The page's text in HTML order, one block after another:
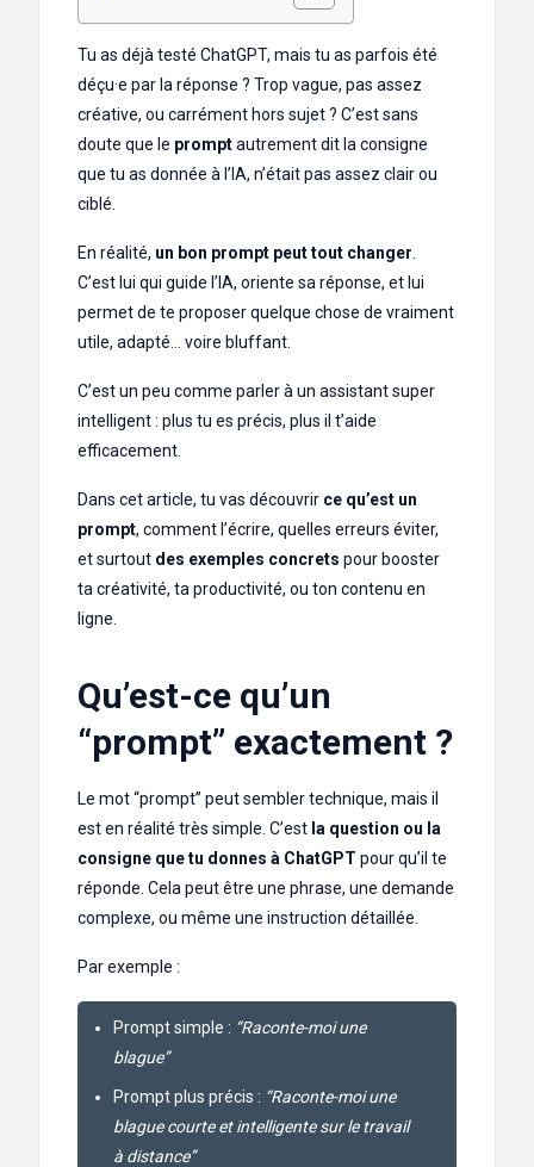
Tu as déjà testé ChatGPT, mais tu as parfois été
déçu·e par la réponse ? Trop vague, pas assez
créative, ou carrément hors sujet ? C’est sans
doute que le promptautrement dit la consigne
que tu as donnée à l’IA, n’était pas assez clair ou
ciblé.
En réalité, un bon prompt peut tout changer
C’est lui qui guide l’IA, oriente sa réponse, et lui
permet de te proposer quelque chose de vraiment
utile, adapté… voire bluffant.
C’est un peu comme parler à un assistant super
intelligent : plus tu es précis, plus il t’aide
efficacement.
Dans cet article, tu vas découvrir ce qu’est un
prompt, comment l’écrire, quelles erreurs éviter,
et surtout des exemples concrets pour booster
ta créativité, ta productivité, ou ton contenu en
ligne.
Qu’est-ce qu’un
“prompt” exactement ?
Le mot “prompt” peut sembler technique, mais il
est en réalité très simple. C’est la question ou la
consigne que tu donnes à ChatGPT pour qu’il te
réponde. Cela peut être une phrase, une demande
complexe, ou même une instruction détaillée.
Par exemple :
Prompt simple : “Raconte-moi une
blague”
Prompt plus précis : “Raconte-moi une
blague courte et intelligente sur le travail
à distance”